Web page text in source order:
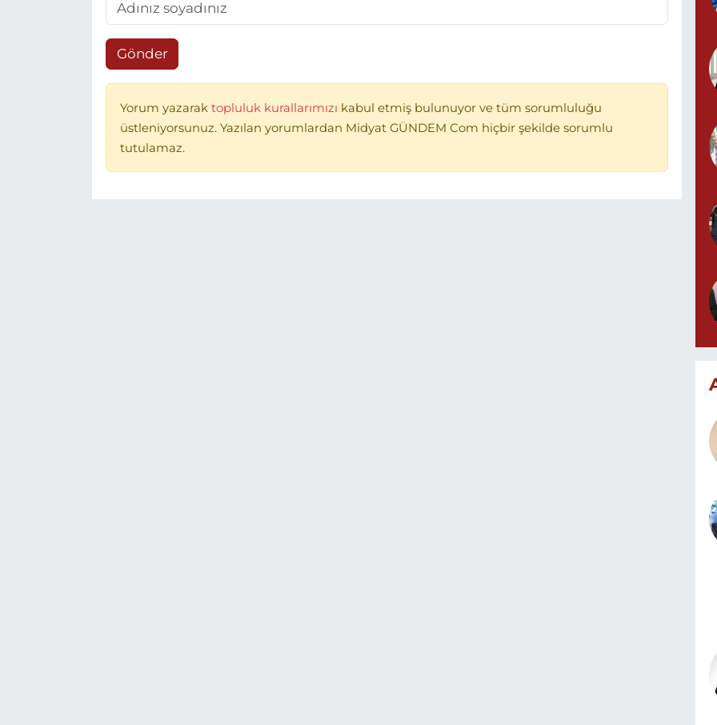
Gönder
Yorum yazarak topluluk kurallarımızı kabul etmiş bulunuyor ve tüm sorumluluğu
üstleniyorsunuz. Yazılan yorumlardan Midyat GÜNDEM Com hiçbir şekilde sorumlu
tutulamaz.